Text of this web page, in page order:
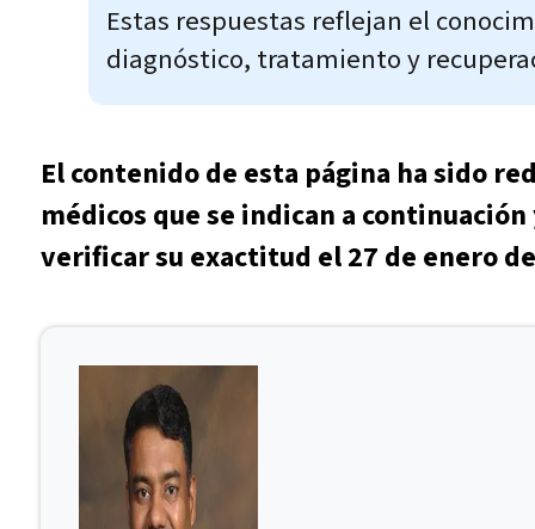
Estas respuestas reflejan el
diagnóstico, tratamiento y
El contenido de esta página ha sido
médicos que se indican a
verificar su exactitud el 27 de enero